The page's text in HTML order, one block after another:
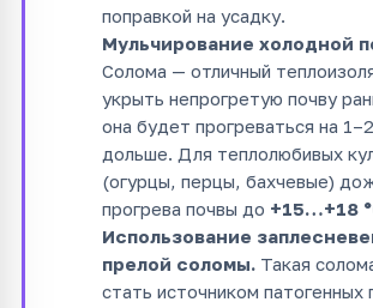
поправкой на усадку.
Мульчирование холодной
Солома — отличный
укрыть непрогретую почву
она будет прогреваться на
дольше. Для теплолюбивых
(огурцы, перцы, бахчевые)
прогрева почвы до +15…+18
Использование
прелой соломы. Такая
стать источником патогенных